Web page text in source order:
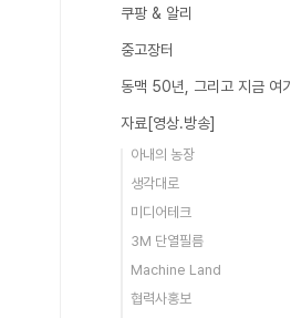
쿠팡 & 알리
중고장터
동맥 50년, 그리고 지금 여기
자료[영상.방송]
아내의 농장
생각대로
미디어테크
3M 단열필름
Machine Land
협력사홍보